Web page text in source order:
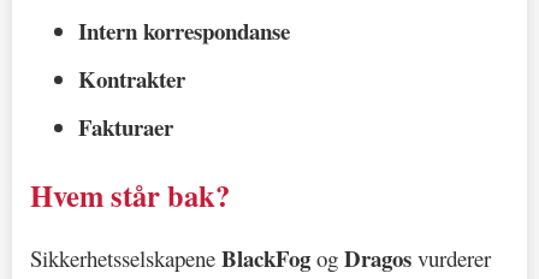
Intern korrespondanse
Kontrakter
Fakturaer
Hvem står bak?
Sikkerhetsselskapene BlackFog og Dragos vurderer